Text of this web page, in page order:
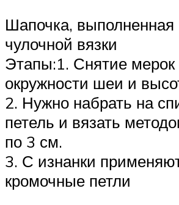
Шапочка, выполненная
чулочной вязки
Этапы:1. Снятие мерок
окружности шеи и
2. Нужно набрать на
петель и вязать
по 3 см.
3. С изнанки
кромочные петли